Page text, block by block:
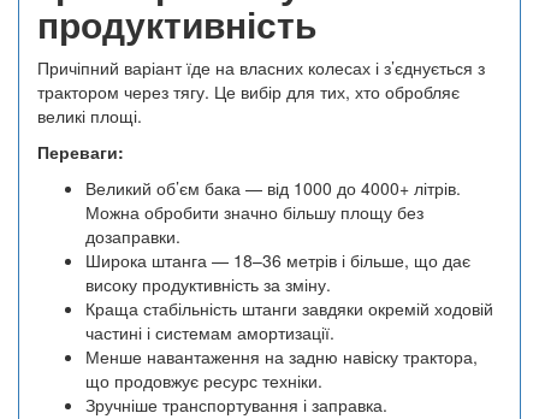
продуктивність
Причіпний варіант їде на власних колесах і з’єднується з
трактором через тягу. Це вибір для тих, хто обробляє
великі площі.
Переваги:
Великий об’єм бака — від 1000 до 4000+ літрів.
Можна обробити значно більшу площу без
дозаправки.
Широка штанга — 18–36 метрів і більше, що дає
високу продуктивність за зміну.
Краща стабільність штанги завдяки окремій ходовій
частині і системам амортизації.
Менше навантаження на задню навіску трактора,
що продовжує ресурс техніки.
Зручніше транспортування і заправка.